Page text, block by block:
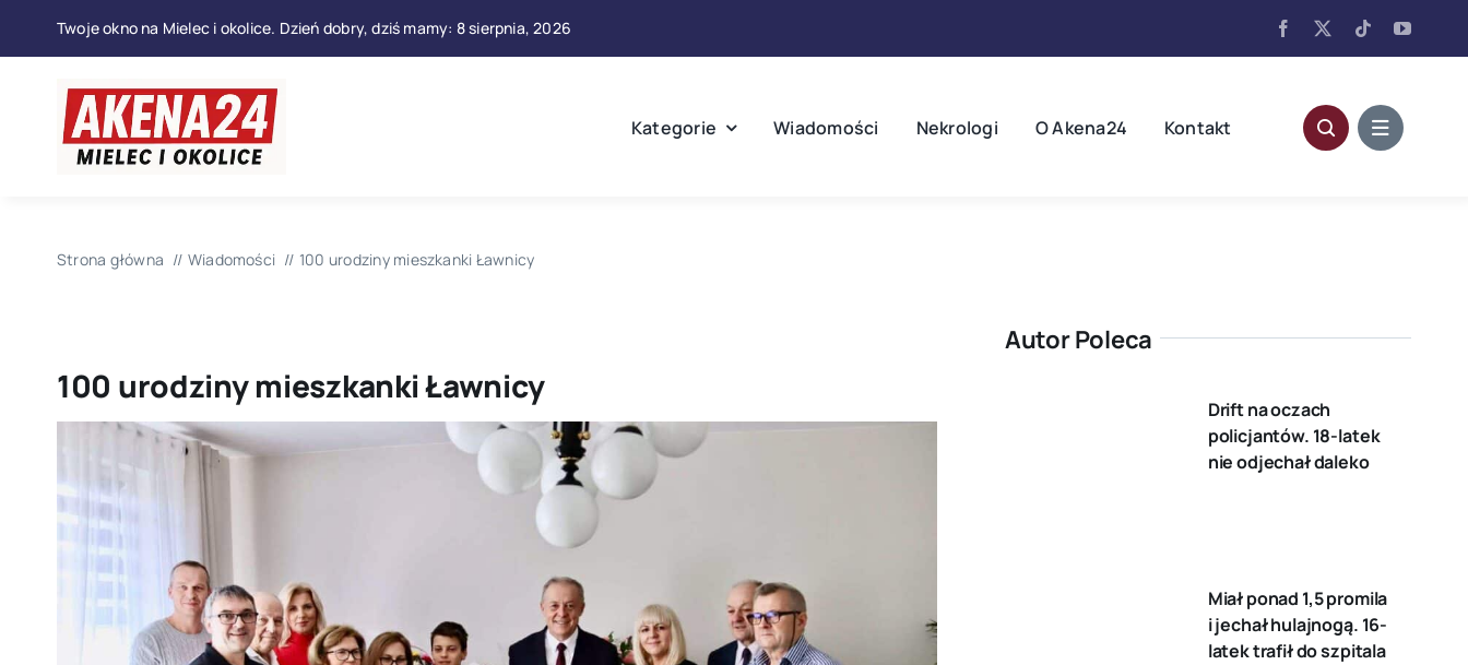
Twoje okno na Mielec i okolice. Dzień dobry, dziś mamy: 8 sierpnia, 2026
Kategorie Wiadomości Nekrologi O Akena24 Kontakt
Strona główna Wiadomości 100 urodziny mieszkanki Ławnicy
100 urodziny mieszkanki Ławnicy
Autor Poleca
Drift na oczach
policjantów. 18-latek
nie odjechał daleko
Miał ponad 1,5 promila
i jechał hulajnogą. 16-
latek trafił do szpitala